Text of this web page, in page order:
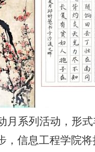
月系列活动，形
，信息工程学院